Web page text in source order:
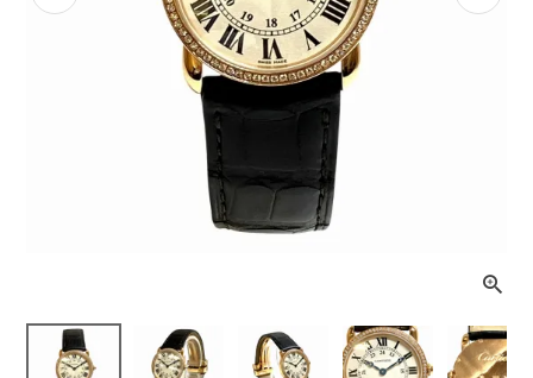
Previous Next